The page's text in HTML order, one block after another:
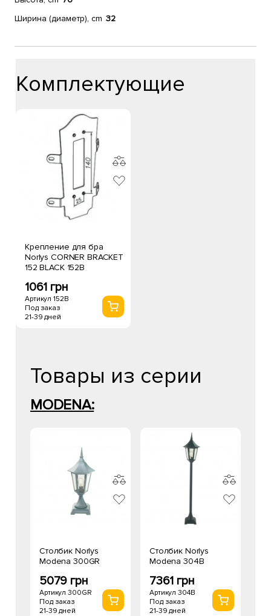
Ширина (диаметр), cm 32
Комплектующие
Крепление для бра
Norlys CORNER BRACKET
152 BLACK 152B
1061 грн
Артикул 152B
Под заказ
21-39 дней
Товары из серии
MODENA:
Столбик Norlys
Modena 300GR
5079 грн
Артикул 300GR
Под заказ
21-39 дней
Столбик Norlys
Modena 304B
7361 грн
Артикул 304B
Под заказ
21-39 дней